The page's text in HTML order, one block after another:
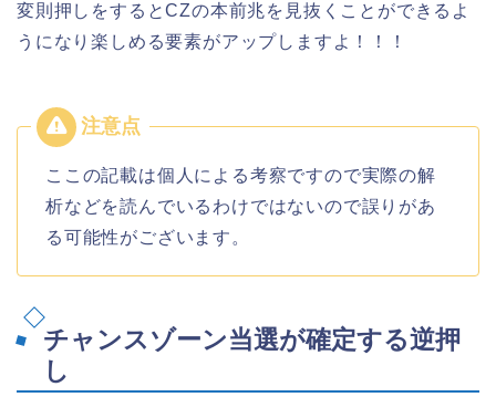
変則押しをするとCZの本前兆を見抜くことができるよ
うになり楽しめる要素がアップしますよ！！！
ここの記載は個人による考察ですので実際の解
析などを読んでいるわけではないので誤りがあ
る可能性がございます。
チャンスゾーン当選が確定する逆押
し